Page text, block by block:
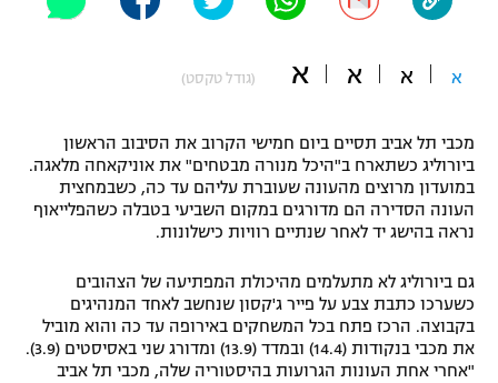
תקנון משתתפים וזוכים בפרסים
תקנון עבור פעילות אלקטרה
תקנון עבור פעילות ספורט 1 – "מרלן"
טניס
תנאי שימוש
כדורמים
פוטבול אמריקאי NFL
ספורט אתגרי ואקסטרים
אומנויות לחימה
א א א א (גודל טקסט)
מכבי תל אביב תסיים ביום חמישי הקרוב את הסיבוב הראשון
ביורוליג כשתארח ב"היכל מנורה מבטחים" את אוניקאחה מלאגה.
במועדון מרוצים מהעונה שעוברת עליהם עד כה, כשבמחצית
העונה הסדירה הם מדורגים במקום השביעי בטבלה כשהפלייאוף
נראה בהישג יד לאחר שנתיים רוויות כישלונות.
גם ביורוליג לא מתעלמים מהיכולת המפתיעה של הצהובים
כשערכו כתבת צבע על פייר ג'קסון שנחשב לאחד המנהיגים
בקבוצה. הרכז פתח בכל המשחקים באירופה עד כה והוא מוביל
את מכבי בנקודות (14.4) ובמדד (13.9) ומדורג שני באסיסטים (3.9).
"אחרי אחת העונות הגרועות בהיסטוריה שלה, מכבי תל אביב